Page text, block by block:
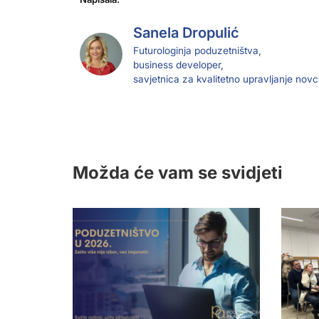
Sanela Dropulić
Futurologinja poduzetništva,
business developer,
savjetnica za kvalitetno upravljanje
Možda će vam se svidjeti